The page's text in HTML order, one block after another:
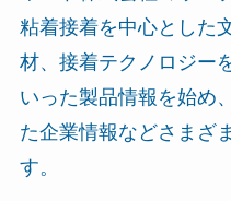
粘着接着を中心とした
材、接着テクノロジー
いった製品情報を始め
た企業情報などさまざ
す。